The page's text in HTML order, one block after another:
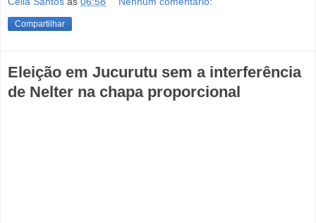
Compartilhar
Eleição em Jucurutu sem a interferência
de Nelter na chapa proporcional